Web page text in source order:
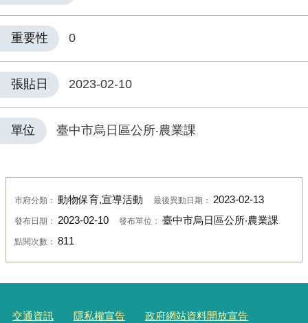
重要性 0
張貼日 2023-02-10
單位 臺中市烏日區公所‧農業課
市府分類： 動物保育,宣導活動 最後異動日期： 2023-02-13
發布日期： 2023-02-10 發布單位： 臺中市烏日區公所‧農業課
點閱次數： 811
交通資訊 隱私權宣告 政府網站資料開放宣告